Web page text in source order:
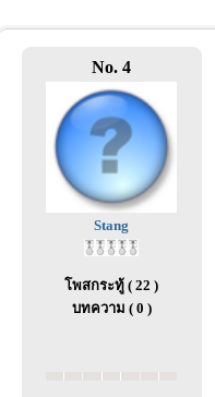
No. 4
Stang
โพสกระทู้ ( 22 )
บทความ ( 0 )